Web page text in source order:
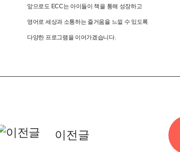
앞으로도 ECC는 아이들이 책을 통해 성장하고
영어로 세상과 소통하는 즐거움을 느낄 수 있도록
다양한 프로그램을 이어가겠습니다.
이전글